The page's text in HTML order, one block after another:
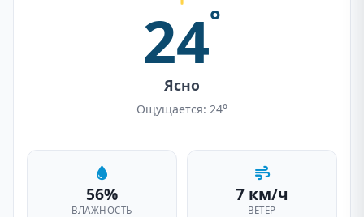
24°
Ясно
Ощущается: 24°
56%
ВЛАЖНОСТЬ
7 км/ч
ВЕТЕР